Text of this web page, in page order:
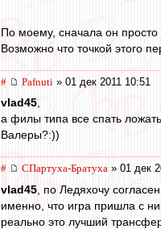
По моему, сначала он
Возможно что точкой этого
# Pafnuti » 01 дек 2011 10:51
vlad45,
а филы типа все спать
Валеры?:))
# СПартуха-Братуха » 01 дек
vlad45 , по Ледяхочу
именно, что игра пришла с
реально это лучший